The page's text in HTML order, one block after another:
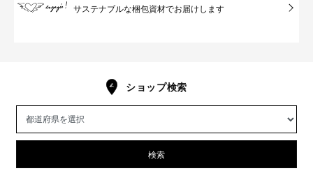
サステナブルな梱包資材でお届けします
ショップ検索
検索